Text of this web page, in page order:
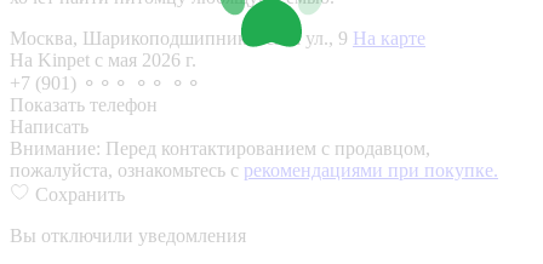
Москва, Шарикоподшипниковская ул., 9 На карте
На Kinpet c мая 2026 г.
+7 (901) ⚬⚬⚬ ⚬⚬ ⚬⚬
Показать телефон
Написать
Внимание: Перед контактированием с продавцом,
пожалуйста, ознакомьтесь с рекомендациями при покупке.
Сохранить
Вы отключили уведомления